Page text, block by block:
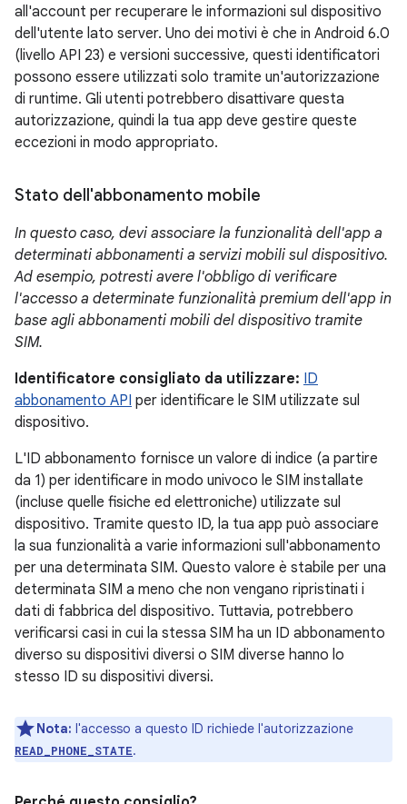
all'account per recuperare le informazioni sul dispositivo
dell'utente lato server. Uno dei motivi è che in Android 6.0
(livello API 23) e versioni successive, questi identificatori
possono essere utilizzati solo tramite un'autorizzazione
di runtime. Gli utenti potrebbero disattivare questa
autorizzazione, quindi la tua app deve gestire queste
eccezioni in modo appropriato.
Stato dell'abbonamento mobile
In questo caso, devi associare la funzionalità dell'app a
determinati abbonamenti a servizi mobili sul dispositivo.
Ad esempio, potresti avere l'obbligo di verificare
l'accesso a determinate funzionalità premium dell'app in
base agli abbonamenti mobili del dispositivo tramite
SIM.
Identificatore consigliato da utilizzare: ID
abbonamento API per identificare le SIM utilizzate sul
dispositivo.
L'ID abbonamento fornisce un valore di indice (a partire
da 1) per identificare in modo univoco le SIM installate
(incluse quelle fisiche ed elettroniche) utilizzate sul
dispositivo. Tramite questo ID, la tua app può associare
la sua funzionalità a varie informazioni sull'abbonamento
per una determinata SIM. Questo valore è stabile per una
determinata SIM a meno che non vengano ripristinati i
dati di fabbrica del dispositivo. Tuttavia, potrebbero
verificarsi casi in cui la stessa SIM ha un ID abbonamento
diverso su dispositivi diversi o SIM diverse hanno lo
stesso ID su dispositivi diversi.
Nota: l'accesso a questo ID richiede l'autorizzazione
READ_PHONE_STATE.